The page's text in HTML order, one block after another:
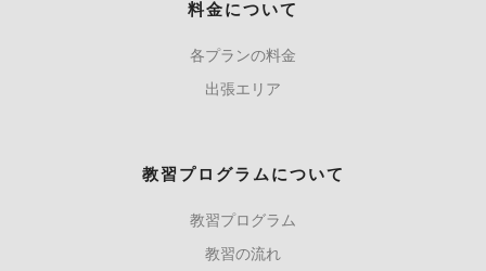
料金について
各プランの料金
出張エリア
教習プログラムについて
教習プログラム
教習の流れ